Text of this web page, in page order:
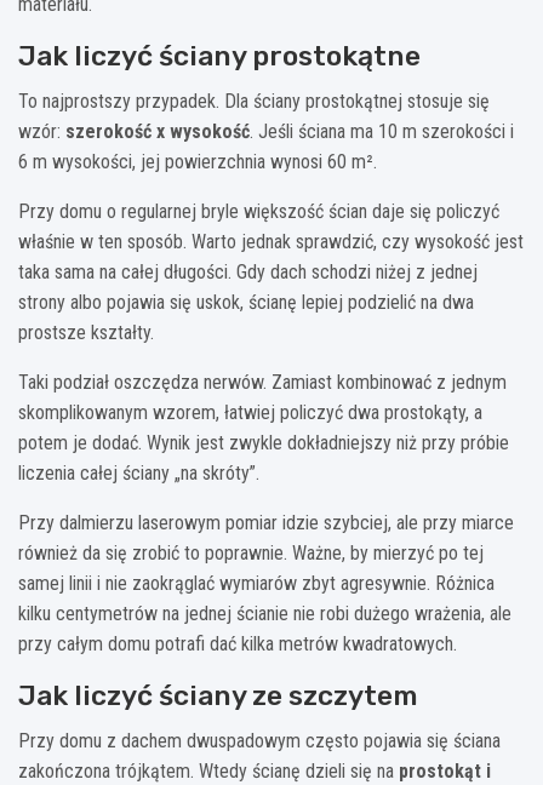
Jak liczyć ściany prostokątne
To najprostszy przypadek. Dla ściany prostokątnej stosuje się
wzór: szerokość x wysokość. Jeśli ściana ma 10 m szerokości i
6 m wysokości, jej powierzchnia wynosi 60 m².
Przy domu o regularnej bryle większość ścian daje się policzyć
właśnie w ten sposób. Warto jednak sprawdzić, czy wysokość jest
taka sama na całej długości. Gdy dach schodzi niżej z jednej
strony albo pojawia się uskok, ścianę lepiej podzielić na dwa
prostsze kształty.
Taki podział oszczędza nerwów. Zamiast kombinować z jednym
skomplikowanym wzorem, łatwiej policzyć dwa prostokąty, a
potem je dodać. Wynik jest zwykle dokładniejszy niż przy próbie
liczenia całej ściany „na skróty”.
Przy dalmierzu laserowym pomiar idzie szybciej, ale przy miarce
również da się zrobić to poprawnie. Ważne, by mierzyć po tej
samej linii i nie zaokrąglać wymiarów zbyt agresywnie. Różnica
kilku centymetrów na jednej ścianie nie robi dużego wrażenia, ale
przy całym domu potrafi dać kilka metrów kwadratowych.
Jak liczyć ściany ze szczytem
Przy domu z dachem dwuspadowym często pojawia się ściana
zakończona trójkątem. Wtedy ścianę dzieli się na prostokąt i